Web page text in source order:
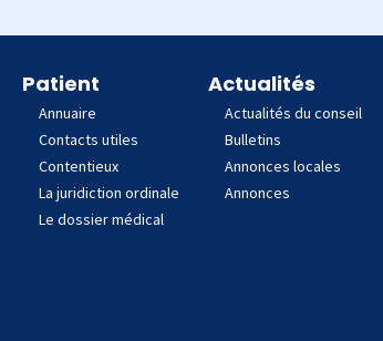
Patient
Annuaire
Contacts utiles
Contentieux
La juridiction ordinale
Le dossier médical
Actualités
Actualités du conseil
Bulletins
Annonces locales
Annonces